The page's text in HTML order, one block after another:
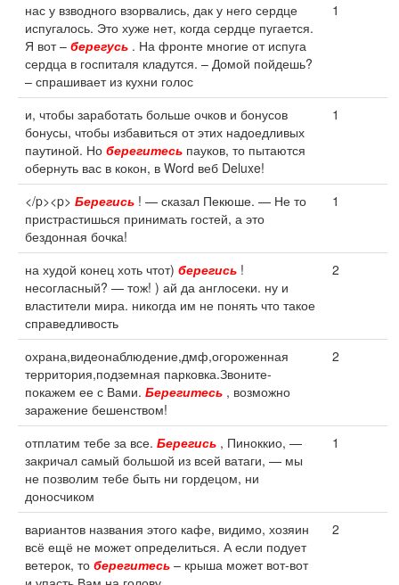
нас у взводного взорвались, дак у него сердце
испугалось. Это хуже нет, когда сердце пугается.
Я вот – берегусь . На фронте многие от испуга
сердца в госпиталя кладутся. – Домой пойдешь?
– спрашивает из кухни голос
1
и, чтобы заработать больше очков и бонусов
бонусы, чтобы избавиться от этих надоедливых
паутиной. Но берегитесь пауков, то пытаются
обернуть вас в кокон, в Word веб Deluxe!
1
</p><p> Берегись ! — сказал Пекюше. — Не то
пристрастишься принимать гостей, а это
бездонная бочка!
1
на худой конец хоть чтот) берегись !
несогласный? — тож! ) ай да англосеки. ну и
властители мира. никогда им не понять что такое
справедливость
2
охрана,видеонаблюдение,дмф,огороженная
территория,подземная парковка.Звоните-
покажем ее с Вами. Берегитесь , возможно
заражение бешенством!
2
отплатим тебе за все. Берегись , Пиноккио, —
закричал самый большой из всей ватаги, — мы
не позволим тебе быть ни гордецом, ни
доносчиком
1
вариантов названия этого кафе, видимо, хозяин
всё ещё не может определиться. А если подует
ветерок, то берегитесь – крыша может вот-вот
2